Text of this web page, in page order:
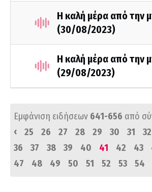
Η καλή μέρα από την
(30/08/2023)
Η καλή μέρα από την
(29/08/2023)
Εμφάνιση ειδήσεων 641-656 από
‹
25 26 27 28 29 30 31 32
36
37 38 39 40 41 42 43
47
48 49 50 51 52 53 54